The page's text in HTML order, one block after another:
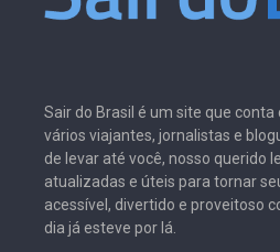
Sair do Brasil é um site que
vários viajantes, jornalistas e
de levar até você, nosso querido
atualizadas e úteis para tornar
acessível, divertido e proveitoso
dia já esteve por lá.